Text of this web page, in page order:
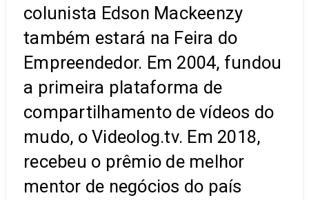
colunista Edson Mackeenzy
também estará na Feira do
Empreendedor. Em 2004, fundou
a primeira plataforma de
compartilhamento de vídeos do
mudo, o Videolog.tv. Em 2018,
recebeu o prêmio de melhor
mentor de negócios do país